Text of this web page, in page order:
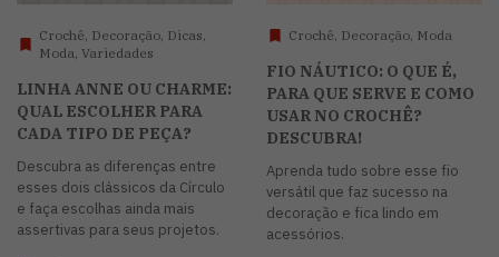
Crochê, Decoração, Dicas,
Moda, Variedades
LINHA ANNE OU CHARME:
QUAL ESCOLHER PARA
CADA TIPO DE PEÇA?
Descubra as diferenças entre
esses dois clássicos da Círculo
e faça escolhas ainda mais
assertivas para seus projetos.
Crochê, Decoração, Moda
FIO NÁUTICO: O QUE É,
PARA QUE SERVE E COMO
USAR NO CROCHÊ?
DESCUBRA!
Aprenda tudo sobre esse fio
versátil que faz sucesso na
decoração e fica lindo em
acessórios.